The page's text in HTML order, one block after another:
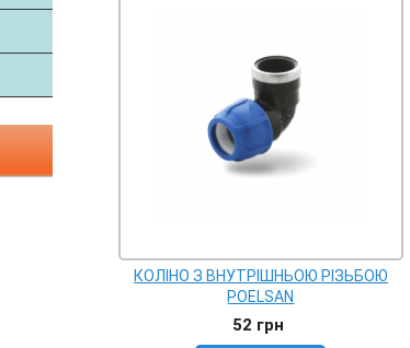
КОЛІНО З ВНУТРІШНЬОЮ РІЗЬБОЮ
POELSAN
52 грн